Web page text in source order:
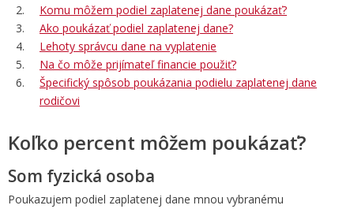
Komu môžem podiel zaplatenej dane poukázať?
Ako poukázať podiel zaplatenej dane?
Lehoty správcu dane na vyplatenie
Na čo môže prijímateľ financie použiť?
Špecifický spôsob poukázania podielu zaplatenej dane
rodičovi
Koľko percent môžem poukázať?
Som fyzická osoba
Poukazujem podiel zaplatenej dane mnou vybranému